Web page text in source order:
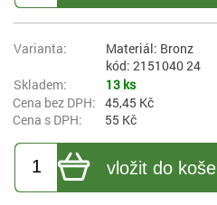
Materiál: Bronz
kód: 2151040 24
13 ks
45,45 Kč
55 Kč
vložit do koše